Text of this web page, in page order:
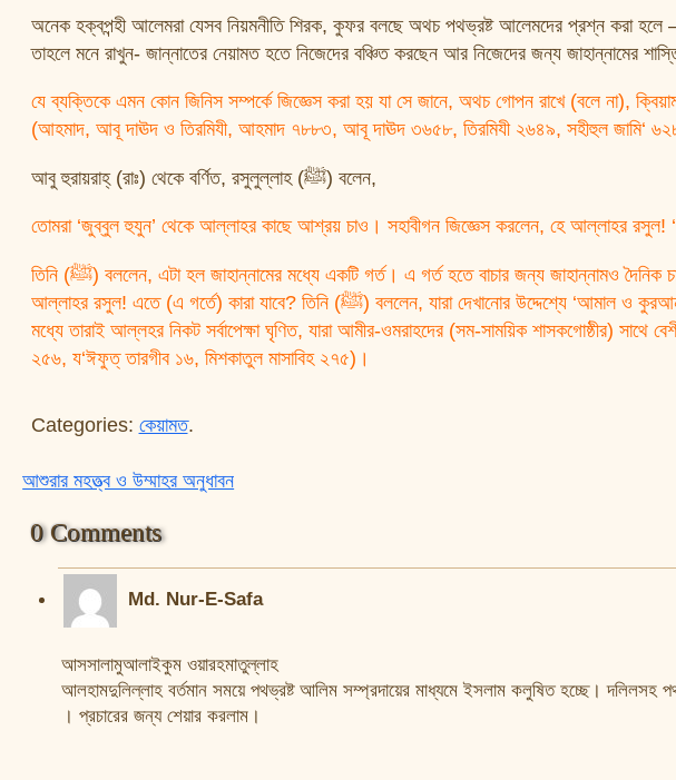
অনেক হক্বপন্হী আলেমরা যেসব নিয়মনীতি শিরক, কুফর বলছে অথচ পথভ্রষ্ট আলেমদের প্রশ্ন করা
তাহলে মনে রাখুন- জান্নাতের নেয়ামত হতে নিজেদের বঞ্চিত করছেন আর নিজেদের জন্য জাহান্নামের
যে ব্যক্তিকে এমন কোন জিনিস সম্পর্কে জিজ্ঞেস করা হয় যা সে জানে, অথচ গোপন রাখে (বলে না),
(আহমাদ, আবূ দাঊদ ও তিরমিযী, আহমাদ ৭৮৮৩, আবূ দাঊদ ৩৬৫৮, তিরমিযী ২৬৪৯, সহীহুল জামি‘
আবু হুরায়রাহ্ (রাঃ) থেকে বর্ণিত, রসুলুল্লাহ (ﷺ) বলেন,
তোমরা ‘জুব্বুল হুযুন’ থেকে আল্লাহর কাছে আশ্রয় চাও। সহাবীগন জিজ্ঞেস করলেন, হে আল্লাহর রসুল!
তিনি (ﷺ) বললেন, এটা হল জাহান্নামের মধ্যে একটি গর্ত। এ গর্ত হতে বাচার জন্য জাহান্নামও দৈনিক চারশ বার আল্লাহর কাছে আশ্রয় চায়। সহাবীগণ জিজ্ঞেস করল, হে
আল্লাহর রসুল! এতে (এ গর্তে) কারা যাবে? তিনি (ﷺ) বললেন, যারা দেখানোর উদ্দেশ্যে ‘আমাল ও কুরআন অধ্যয়ন করে থাকে। কুরআন অধ্যায়নকারী (‘আলিম)-গনের
মধ্যে তারাই আল্লহর নিকট সর্বাপেক্ষা ঘৃণিত, যারা আমীর-ওমরাহদের (সম-সাময়িক শাসকগোষ্ঠীর) সাথে
২৫৬, য‘ঈফুত্ তারগীব ১৬, মিশকাতুল মাসাবিহ ২৭৫)।
Categories: কেয়ামত.
Post navigation
আশুরার মহত্ত্ব ও উম্মাহর অনুধাবন
0 Comments
Md. Nur-E-Safa
আসসালামুআলাইকুম ওয়ারহমাতুল্লাহ
আলহামদুলিল্লাহ বর্তমান সময়ে পথভ্রষ্ট আলিম সম্প্রদায়ের মাধ্যমে ইসলাম কলুষিত হচ্ছে। দলিলসহ
। প্রচারের জন্য শেয়ার করলাম।